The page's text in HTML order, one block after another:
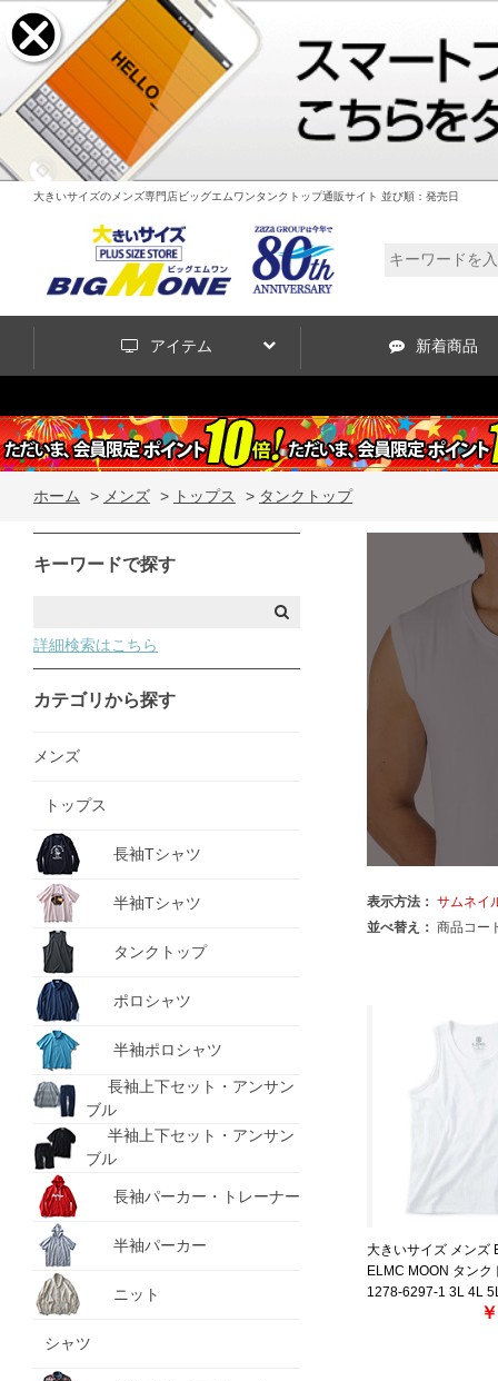
大きいサイズのメンズ専門店ビッグエムワンタンクトップ通販サイト 並び順：発売日
アイテム 新着商品
ホーム > メンズ > トップス > タンクトップ
キーワードで探す
詳細検索はこちら
カテゴリから探す
メンズ
トップス
長袖Tシャツ
半袖Tシャツ
タンクトップ
ポロシャツ
半袖ポロシャツ
長袖上下セット・アンサン
ブル
半袖上下セット・アンサン
ブル
長袖パーカー・トレーナー
半袖パーカー
ニット
シャツ
表示方法： サムネイ
並べ替え： 商品コー
大きいサイズ メンズ
ELMC MOON タンク
1278-6297-1 3L 4L